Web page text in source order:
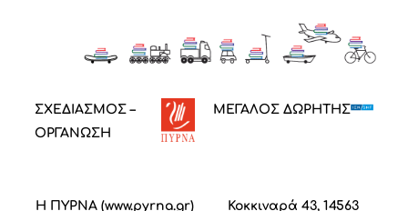
Η ΠΥΡΝΑ (www.pyrna.gr) Κοκκιναρά 43, 14563
ΣΧΕΔΙΑΣΜΟΣ –
ΟΡΓΑΝΩΣΗ
ΜΕΓΑΛΟΣ ΔΩΡΗΤΗΣ